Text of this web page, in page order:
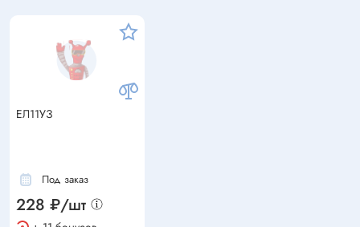
ЕЛ11УЗ
Под заказ
228 ₽/шт